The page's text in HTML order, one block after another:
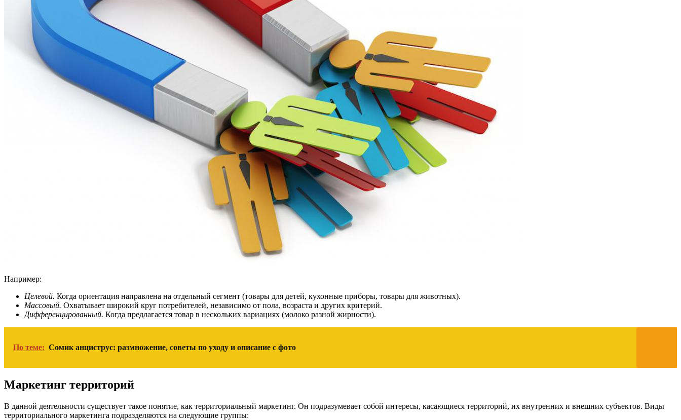
Например:
Целевой. Когда ориентация направлена на отдельный сегмент (товары для детей, кухонные приборы, товары для животных).
Массовый. Охватывает широкий круг потребителей, независимо от пола, возраста и других критерий.
Дифференцированный. Когда предлагается товар в нескольких вариациях (молоко разной жирности).
По теме: Сомик анциструс: размножение, советы по уходу и описание с фото
Маркетинг территорий
В данной деятельности существует такое понятие, как территориальный маркетинг. Он подразумевает собой интересы, касающиеся территорий, их внутренних и внешних субъектов. Виды
территориального маркетинга подразделяются на следующие группы: